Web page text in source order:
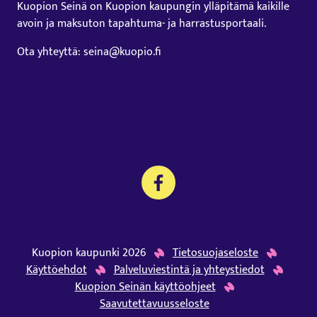
Kuopion Seinä on Kuopion kaupungin ylläpitämä kaikille
avoin ja maksuton tapahtuma- ja harrastusportaali.
Ota yhteyttä: seina@kuopio.fi
Kuopion kaupunki 2026
Tietosuojaseloste
Käyttöehdot
Palveluviestintä ja yhteystiedot
Kuopion Seinän käyttöohjeet
Saavutettavuusseloste